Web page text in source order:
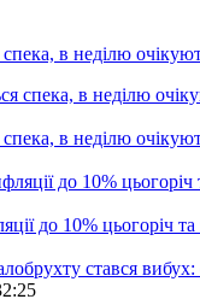
в неділю
в неділю
до 10% цьогоріч